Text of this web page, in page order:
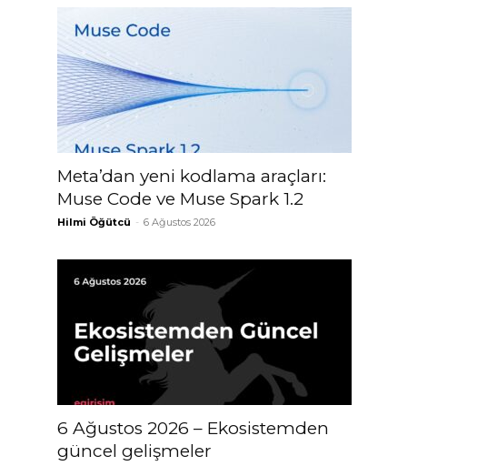
Meta’dan yeni kodlama araçları:
Muse Code ve Muse Spark 1.2
Hilmi Öğütcü - 6 Ağustos 2026
6 Ağustos 2026 – Ekosistemden
güncel gelişmeler